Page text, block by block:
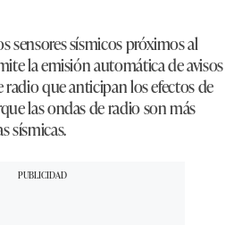
sensores sísmicos próximos al
la emisión automática de avisos
radio que anticipan los efectos de
las ondas de radio son más
sísmicas.